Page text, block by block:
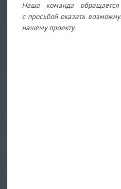
Наша команда
с просьбой оказать
нашему проекту.